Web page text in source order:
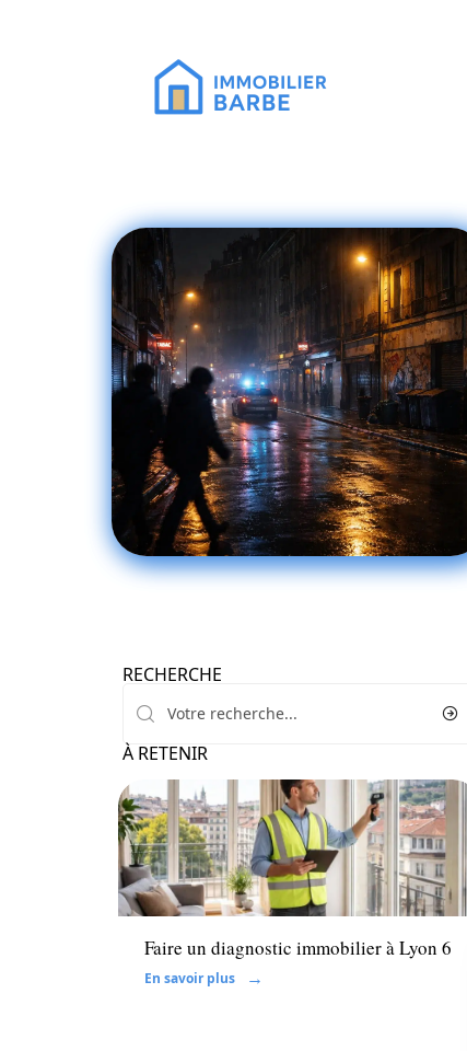
RECHERCHE
À RETENIR
Immo
Faire un diagnostic immobilier à Lyon 6
En savoir plus